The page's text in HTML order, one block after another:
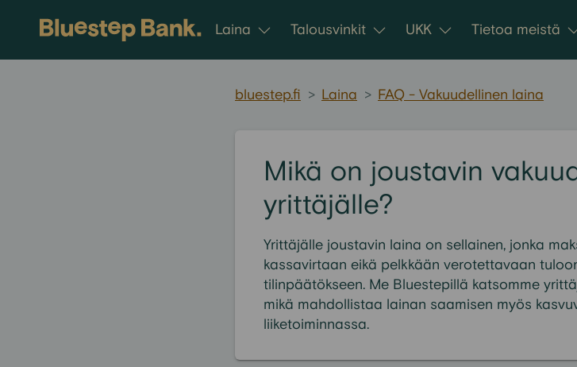
Siirry sisältöön
Laina Talousvinkit UKK Tietoa meistä
bluestep.fi > Laina > FAQ - Vakuudellinen laina
Mikä on joustavin
yrittäjälle?
Yrittäjälle joustavin laina on sellainen, jonka
kassavirtaan eikä pelkkään verotettavaan
tilinpäätökseen. Me Bluestepillä katsomme
mikä mahdollistaa lainan saamisen myös
liiketoiminnassa.